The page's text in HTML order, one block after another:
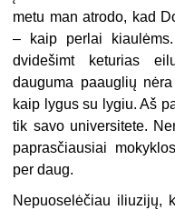
metu man atrodo, kad
– kaip perlai
dvidešimt keturias
dauguma paauglių
kaip lygus su lygiu. Aš
tik savo universitete.
paprasčiausiai
per daug.
Nepuoselėčiau iliuzijų,